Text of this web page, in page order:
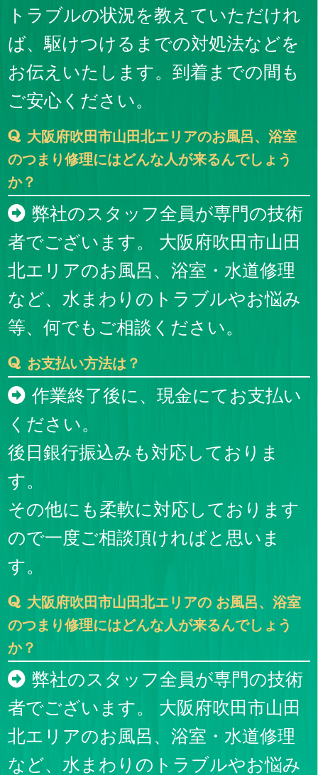
トラブルの状況を教えていただけれ
ば、駆けつけるまでの対処法などを
お伝えいたします。到着までの間も
ご安心ください。
大阪府吹田市山田北エリアのお風呂、浴室
のつまり修理にはどんな人が来るんでしょう
か？
弊社のスタッフ全員が専門の技術
者でございます。 大阪府吹田市山田
北エリアのお風呂、浴室・水道修理
など、水まわりのトラブルやお悩み
等、何でもご相談ください。
お支払い方法は？
作業終了後に、現金にてお支払い
ください。
後日銀行振込みも対応しておりま
す。
その他にも柔軟に対応しております
ので一度ご相談頂ければと思いま
す。
大阪府吹田市山田北エリアの お風呂、浴室
のつまり修理にはどんな人が来るんでしょう
か？
弊社のスタッフ全員が専門の技術
者でございます。 大阪府吹田市山田
北エリアのお風呂、浴室・水道修理
など、水まわりのトラブルやお悩み